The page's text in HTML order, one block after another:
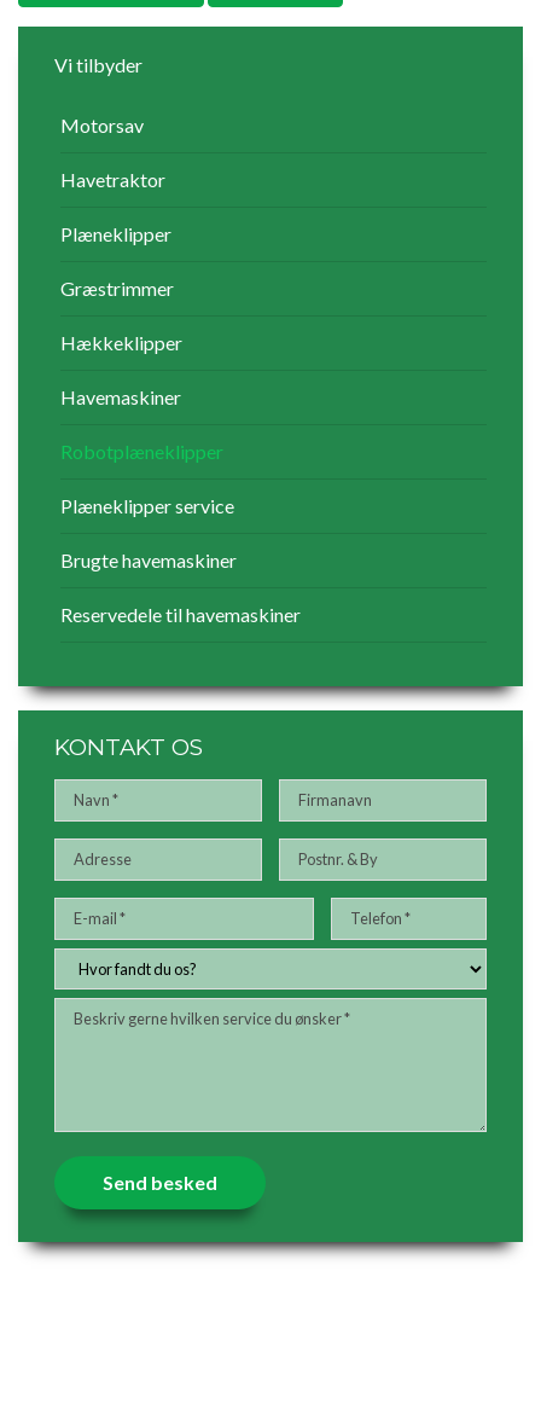
Vi tilbyder
Motorsav
Havetraktor
Plæneklipper
Græstrimmer
Hækkeklipper
Havemaskiner
Robotplæneklipper
Plæneklipper service
Brugte havemaskiner
Reservedele til havemaskiner
KONTAKT OS